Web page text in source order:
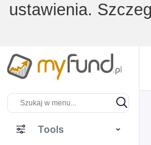
ustawienia.
Tools